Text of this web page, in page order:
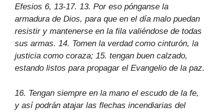
Efesios 6, 13-17. 13. Por eso pónganse la
armadura de Dios, para que en el día malo puedan
resistir y mantenerse en la fila valiéndose de todas
sus armas. 14. Tomen la verdad como cinturón, la
justicia como coraza; 15. tengan buen calzado,
estando listos para propagar el Evangelio de la paz.
16. Tengan siempre en la mano el escudo de la fe,
y así podrán atajar las flechas incendiarias del